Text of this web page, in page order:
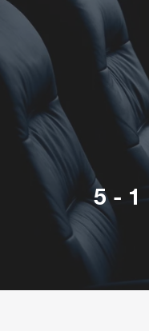
بحوث المؤتمر العالمي عن تاريخ الملك عبدالعزيز بن عبدالرحمن ال سعودة في الفترة " 1 - 5